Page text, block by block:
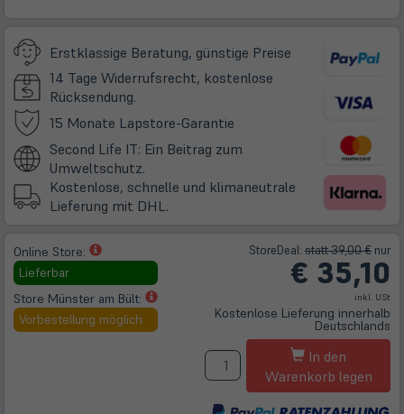
Erstklassige Beratung, günstige Preise
14 Tage Widerrufsrecht, kostenlose
Rücksendung.
15 Monate Lapstore-Garantie
neuem
Second Life IT: Ein Beitrag zum
Umweltschutz.
Kostenlose, schnelle und klimaneutrale
Lieferung mit DHL.
Online Store:
(öffnet
neuem
Tab)
Lieferbar
Store Münster am Bült:
(öffnet
in
neuem
Vorbestellung möglich
StoreDeal: statt 39,00 € nur
€ 35,10
inkl. USt
Kostenlose Lieferung innerhalb
Deutschlands
In den
Warenkorb legen